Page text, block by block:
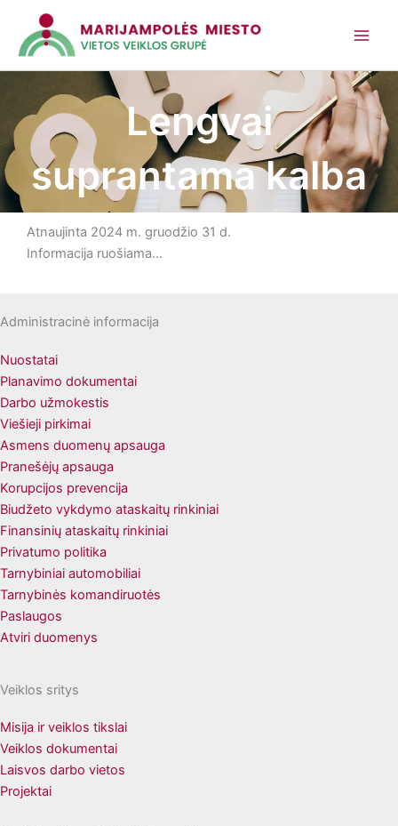
turinio
Lengvai
suprantama kalba
Atnaujinta 2024 m. gruodžio 31 d.
Informacija ruošiama…
Administracinė informacija
Nuostatai
Planavimo dokumentai
Darbo užmokestis
Viešieji pirkimai
Asmens duomenų apsauga
Pranešėjų apsauga
Korupcijos prevencija
Biudžeto vykdymo ataskaitų rinkiniai
Finansinių ataskaitų rinkiniai
Privatumo politika
Tarnybiniai automobiliai
Tarnybinės komandiruotės
Paslaugos
Atviri duomenys
Veiklos sritys
Misija ir veiklos tikslai
Veiklos dokumentai
Laisvos darbo vietos
Projektai